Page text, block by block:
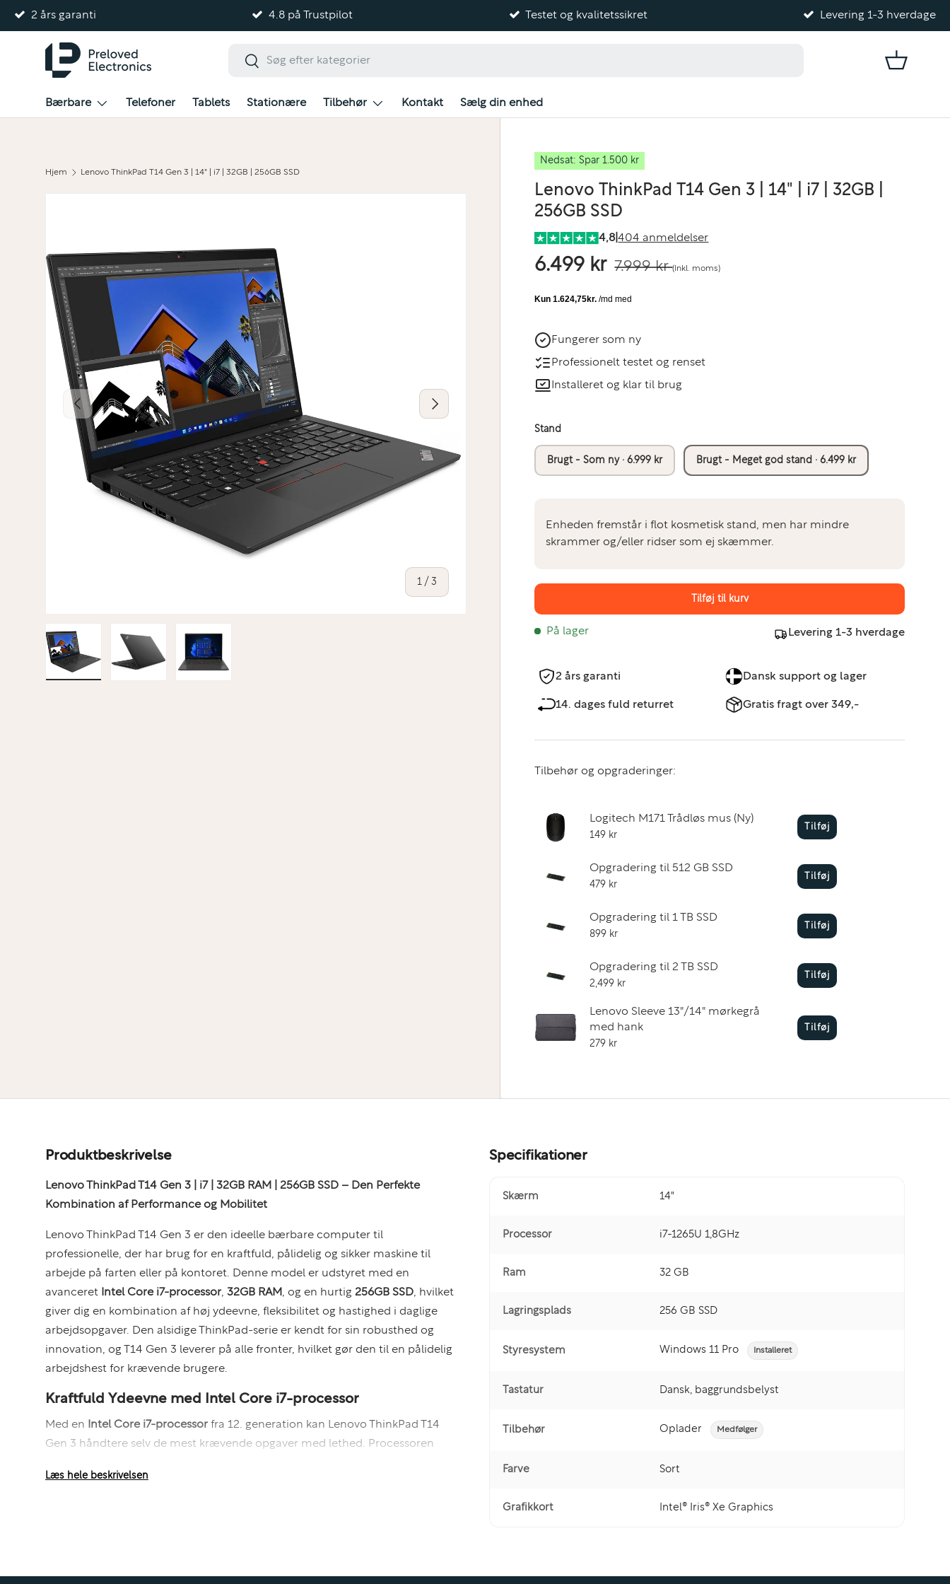
2 års garanti 4.8 på Trustpilot Testet og kvalitetssikret Levering 1-3 hverdage
Søg
Kurv
Bærbare Telefoner Tablets Stationære Tilbehør Kontakt Sælg din enhed
Hjem Lenovo ThinkPad T14 Gen 3 | 14" | i7 | 32GB | 256GB SSD
Tidligere
1 /af
3
Næste
Nedsat: Spar 1.500 kr
Lenovo ThinkPad T14 Gen 3 | 14" | i7 | 32GB |
256GB SSD
4,8|404 anmeldelser
6.499 kr 7.999 kr(Inkl. moms)
Fungerer som ny
Professionelt testet og renset
Installeret og klar til brug
Stand
Brugt - Som ny · 6.999 kr Brugt - Meget god stand · 6.499 kr
Enheden fremstår i flot kosmetisk stand, men har mindre
skrammer og/eller ridser som ej skæmmer.
Tilføj til kurv
På lager Levering 1-3 hverdage
2 års garanti Dansk support og lager
14. dages fuld returret Gratis fragt over 349,-
Tilbehør og opgraderinger:
Logitech M171 Trådløs mus (Ny)
149 kr
Tilføj
Opgradering til 512 GB SSD
479 kr
Tilføj
Opgradering til 1 TB SSD
899 kr
Tilføj
Opgradering til 2 TB SSD
2,499 kr
Tilføj
Lenovo Sleeve 13"/14" mørkegrå
med hank
279 kr
Tilføj
Produktbeskrivelse
Lenovo ThinkPad T14 Gen 3 | i7 | 32GB RAM | 256GB SSD – Den Perfekte
Kombination af Performance og Mobilitet
Lenovo ThinkPad T14 Gen 3 er den ideelle bærbare computer til
professionelle, der har brug for en kraftfuld, pålidelig og sikker maskine til
arbejde på farten eller på kontoret. Denne model er udstyret med en
avanceret Intel Core i7-processor, 32GB RAM, og en hurtig 256GB SSD, hvilket
giver dig en kombination af høj ydeevne, fleksibilitet og hastighed i daglige
arbejdsopgaver. Den alsidige ThinkPad-serie er kendt for sin robusthed og
innovation, og T14 Gen 3 leverer på alle fronter, hvilket gør den til en pålidelig
arbejdshest for krævende brugere.
Kraftfuld Ydeevne med Intel Core i7-processor
Med en Intel Core i7-processor fra 12. generation kan Lenovo ThinkPad T14
Gen 3 håndtere selv de mest krævende opgaver med lethed. Processoren
arbejdsopgaver som
Læs hele beskrivelsen
Specifikationer
Skærm 14"
Processor i7-1265U 1,8GHz
Ram 32 GB
Lagringsplads 256 GB SSD
Styresystem Windows 11 Pro Installeret
Tastatur Dansk, baggrundsbelyst
Tilbehør Oplader Medfølger
Farve Sort
Grafikkort Intel® Iris® Xe Graphics